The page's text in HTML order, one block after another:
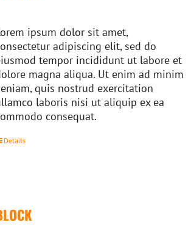
ipsum dolor sit amet,
adipiscing elit, sed do
tempor incididunt ut labore et
magna aliqua. Ut enim ad minim
quis nostrud exercitation
laboris nisi ut aliquip ex ea
consequat.
Details